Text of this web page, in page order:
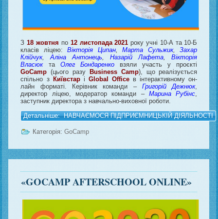
З18 жовтня по 12 листопада 2021 року учні 10-А та 10-Б
класів ліцею:Вікторія Ципан,Марта Сульжик,Захар
Клійчук,Аліна Антонець,Назарій Лафета,Вікторія
Власюкта Олег Бондаренковзяли участь у проєкті
GoCamp (цього разу Business Camp), що реалізується
спільно з Київстарі Global Office в інтерактивному он-
лайн форматі. Керівник команди –Григорій Дежнюк,
директор ліцею, модератор команди –Марина Рубінс,
заступник директора з навчально-виховної роботи.
Детальніше: НАВЧАЄМОСЯ ПІДПРИЄМНИЦЬКІЙ ДІЯЛЬНОСТІ
Категорія:GoCamp
«GOCAMP AFTERSCHOOL ONLINE»